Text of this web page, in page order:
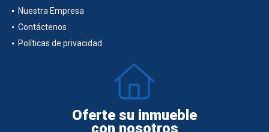
Nuestra Empresa
Contáctenos
Políticas de privacidad
Oferte su inmueble
con nosotros